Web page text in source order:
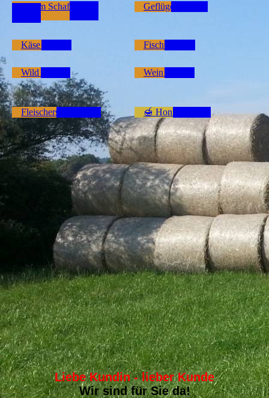
Lamm Schaf Ziegen
Geflügel Shop
Käse Shop Fisch Shop
Wild Shop Wein Shop
Fleischersatz Shop 🍯 Honig Shop
Liebe Kundin - lieber Kunde
Wir sind für Sie da!